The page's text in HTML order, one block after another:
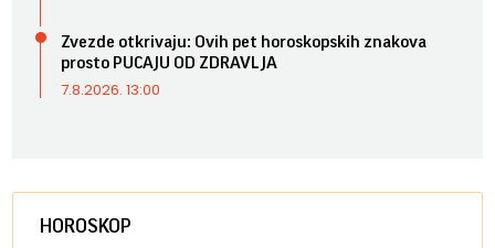
Zvezde otkrivaju: Ovih pet horoskopskih znakova
prosto PUCAJU OD ZDRAVLJA
7.8.2026. 13:00
HOROSKOP